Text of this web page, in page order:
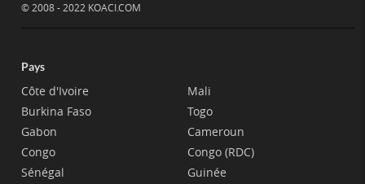
© 2008 - 2022 KOACI.COM
Pays
Côte d'Ivoire
Burkina Faso
Gabon
Congo
Sénégal
Mali
Togo
Cameroun
Congo (RDC)
Guinée